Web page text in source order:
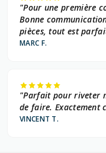
"Pour une première
Bonne
pièces, tout est
MARC F.
"Parfait pour riveter
de faire. Exactement
VINCENT T.